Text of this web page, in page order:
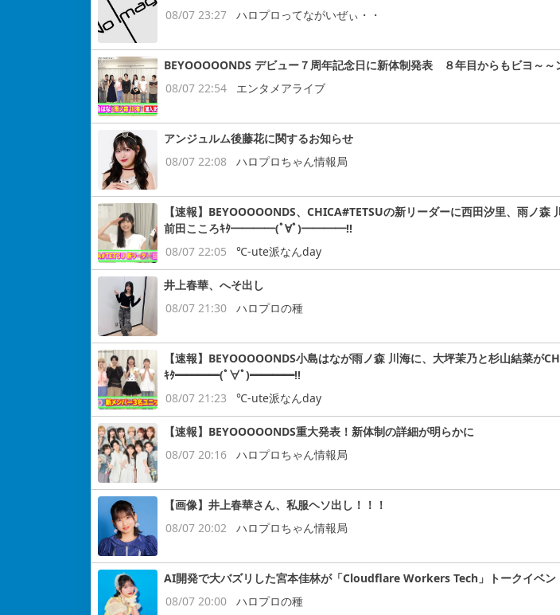
08/07 23:27
ハロプロってながいぜぃ・・
BEYOOOOONDS デビュー７周年記念日に新体制発表 ８年目からもビヨ～～
08/07 22:54
エンタメアライブ
アンジュルム後藤花に関するお知らせ
08/07 22:08
ハロプロちゃん情報局
【速報】BEYOOOOONDS、CHICA#TETSUの新リーダーに西田汐里、雨ノ森
前田こころｷﾀ━━━━(ﾟ∀ﾟ)━━━━!!
08/07 22:05
℃-ute派なんday
井上春華、へそ出し
08/07 21:30
ハロプロの種
【速報】BEYOOOOONDS小島はなが雨ノ森 川海に、大坪茉乃と杉山結菜が
ｷﾀ━━━━(ﾟ∀ﾟ)━━━━!!
08/07 21:23
℃-ute派なんday
【速報】BEYOOOOONDS重大発表！新体制の詳細が明らかに
08/07 20:16
ハロプロちゃん情報局
【画像】井上春華さん、私服ヘソ出し！！！
08/07 20:02
ハロプロちゃん情報局
AI開発で大バズリした宮本佳林が「Cloudflare Workers Tech」トークイベン
08/07 20:00
ハロプロの種